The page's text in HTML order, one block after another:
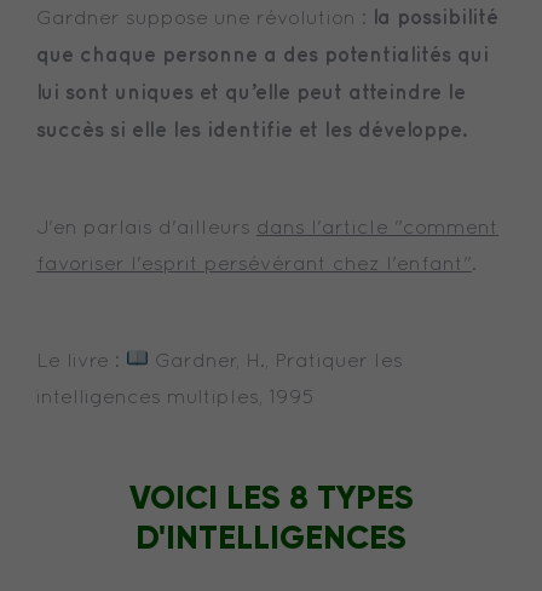
Gardner suppose une révolution :
la possibilité
que chaque personne a des potentialités qui
lui sont uniques et qu’elle peut atteindre le
succès si elle les identifie et les développe.
J'en parlais d'ailleurs dans l'article "comment
favoriser l'esprit persévérant chez l'enfant" .
Le livre :
Gardner, H., Pratiquer les
intelligences multiples, 1995
VOICI LES 8 TYPES
D'INTELLIGENCES